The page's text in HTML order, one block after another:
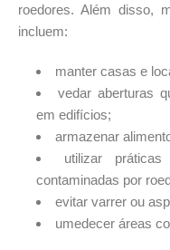
roedores. Além disso,
incluem:
manter casas e
vedar aberturas
em edifícios;
armazenar
utilizar
contaminadas por
evitar varrer ou
umedecer áreas